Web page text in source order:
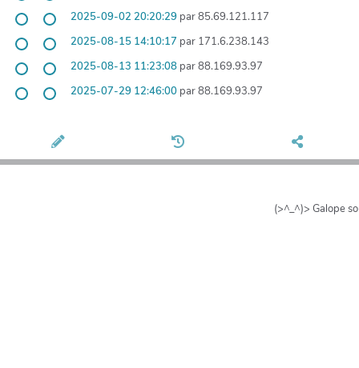
2025-09-02 20:20:29 par 85.69.121.117
2025-08-15 14:10:17 par 171.6.238.143
2025-08-13 11:23:08 par 88.169.93.97
2025-07-29 12:46:00 par 88.169.93.97
(>^_^)> Galope